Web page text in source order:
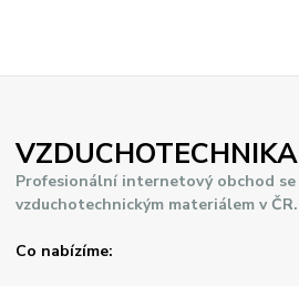
VZDUCHOTECHNIKA
Profesionální internetový obchod se
vzduchotechnickým materiálem v ČR.
Co nabízíme: